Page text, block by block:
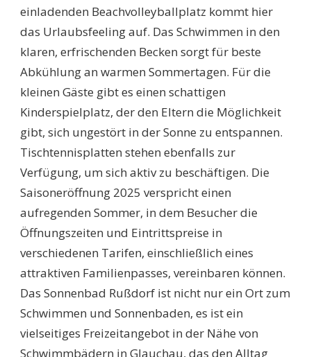
einladenden Beachvolleyballplatz kommt hier
das Urlaubsfeeling auf. Das Schwimmen in den
klaren, erfrischenden Becken sorgt für beste
Abkühlung an warmen Sommertagen. Für die
kleinen Gäste gibt es einen schattigen
Kinderspielplatz, der den Eltern die Möglichkeit
gibt, sich ungestört in der Sonne zu entspannen.
Tischtennisplatten stehen ebenfalls zur
Verfügung, um sich aktiv zu beschäftigen. Die
Saisoneröffnung 2025 verspricht einen
aufregenden Sommer, in dem Besucher die
Öffnungszeiten und Eintrittspreise in
verschiedenen Tarifen, einschließlich eines
attraktiven Familienpasses, vereinbaren können.
Das Sonnenbad Rußdorf ist nicht nur ein Ort zum
Schwimmen und Sonnenbaden, es ist ein
vielseitiges Freizeitangebot in der Nähe von
Schwimmbädern in Glauchau, das den Alltag